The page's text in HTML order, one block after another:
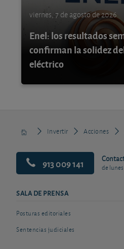
viernes, 7 de agosto de 2026
Enel: los resultados
confirman la solidez
eléctrico
Invertir Acciones
913 009 141 de
SALA DE PRENSA
Posturas editoriales
Sentencias judiciales